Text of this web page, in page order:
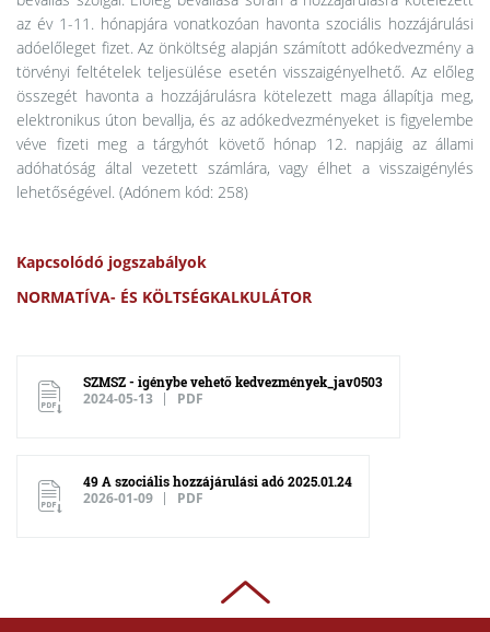
az év 1-11. hónapjára vonatkozóan havonta szociális hozzájárulási
adóelőleget fizet. Az önköltség alapján számított adókedvezmény a
törvényi feltételek teljesülése esetén visszaigényelhető. Az előleg
összegét havonta a hozzájárulásra kötelezett maga állapítja meg,
elektronikus úton bevallja, és az adókedvezményeket is figyelembe
véve fizeti meg a tárgyhót követő hónap 12. napjáig az állami
adóhatóság által vezetett számlára, vagy élhet a visszaigénylés
lehetőségével. (Adónem kód: 258)
Kapcsolódó jogszabályok
NORMATÍVA- ÉS KÖLTSÉGKALKULÁTOR
SZMSZ - igénybe vehető kedvezmények_jav0503
2024-05-13 PDF
49 A szociális hozzájárulási adó 2025.01.24
2026-01-09 PDF